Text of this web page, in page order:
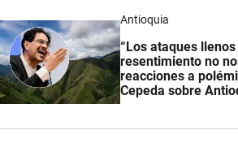
Antioquia
“Los ataques
resentimiento no
reacciones a
Cepeda sobre